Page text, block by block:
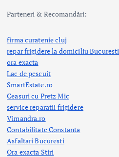
Parteneri & Recomandări:
firma curatenie cluj
repar frigidere la domiciliu Bucuresti
ora exacta
Lac de pescuit
SmartEstate.ro
Ceasuri cu Pretz Mic
service reparatii frigidere
Vimandra.ro
Contabilitate Constanta
Asfaltari Bucuresti
Ora exacta Stiri